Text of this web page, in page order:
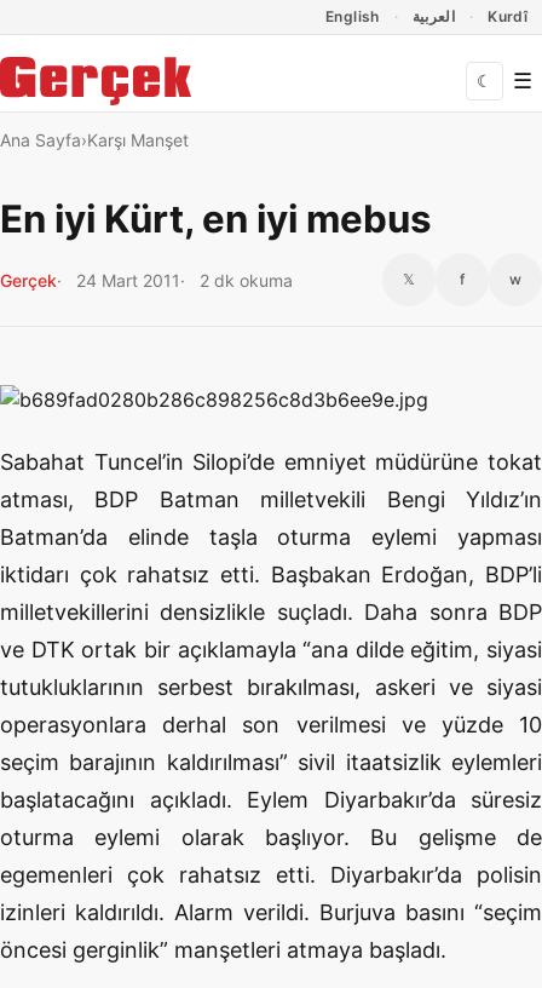
English العربية Kurdî
☾ ☰
Ana Sayfa Karşı Manşet
En iyi Kürt, en iyi mebus
Gerçek 24 Mart 2011 2 dk okuma 𝕏 f w
Sabahat Tuncel’in Silopi’de emniyet müdürüne tokat
atması, BDP Batman milletvekili Bengi Yıldız’ın
Batman’da elinde taşla oturma eylemi yapması
iktidarı çok rahatsız etti. Başbakan Erdoğan, BDP’li
milletvekillerini densizlikle suçladı. Daha sonra BDP
ve DTK ortak bir açıklamayla “ana dilde eğitim, siyasi
tutukluklarının serbest bırakılması, askeri ve siyasi
operasyonlara derhal son verilmesi ve yüzde 10
seçim barajının kaldırılması” sivil itaatsizlik eylemleri
başlatacağını açıkladı. Eylem Diyarbakır’da süresiz
oturma eylemi olarak başlıyor. Bu gelişme de
egemenleri çok rahatsız etti. Diyarbakır’da polisin
izinleri kaldırıldı. Alarm verildi. Burjuva basını “seçim
öncesi gerginlik” manşetleri atmaya başladı.